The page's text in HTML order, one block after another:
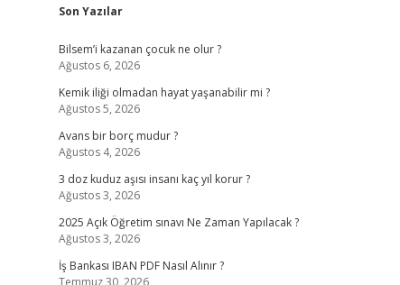
Sidebar
Son Yazılar
Bilsem’i kazanan çocuk ne olur ?
Ağustos 6, 2026
Kemik iliği olmadan hayat yaşanabilir mi ?
Ağustos 5, 2026
Avans bir borç mudur ?
Ağustos 4, 2026
3 doz kuduz aşısı insanı kaç yıl korur ?
Ağustos 3, 2026
2025 Açık Öğretim sınavı Ne Zaman Yapılacak ?
Ağustos 3, 2026
İş Bankası IBAN PDF Nasıl Alınır ?
Temmuz 30, 2026